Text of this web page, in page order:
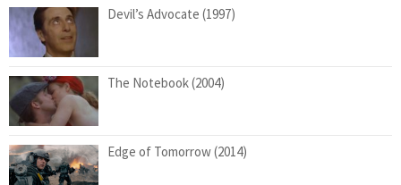
Devil’s Advocate (1997)
The Notebook (2004)
Edge of Tomorrow (2014)